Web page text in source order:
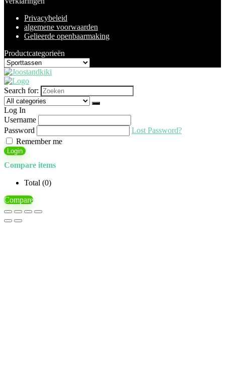
Privacybeleid
algemene voorwaarden
Gelieerde openbaarmaking
Productcategorieën
Search for:
Log In
Username
Password
Lost Password?
Remember me
Login
Compare items
Total (0)
Compare